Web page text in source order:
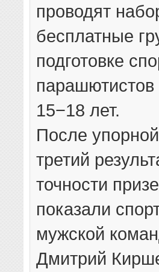
проводят
бесплатные
подготовке
парашютистов
15−18 лет.
После
третий
точности
показали
мужской
Дмитрий